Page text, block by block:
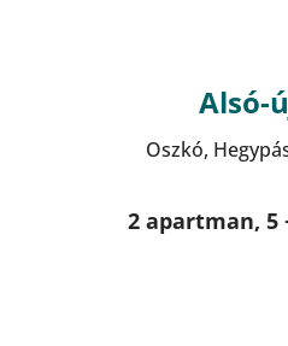
Alsó-
Oszkó,
2 apartman, 5